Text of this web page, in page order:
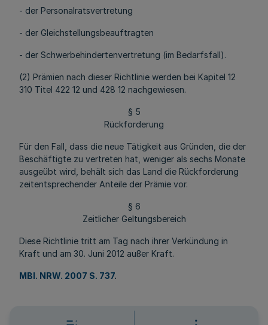
- der Personalratsvertretung
- der Gleichstellungsbeauftragten
- der Schwerbehindertenvertretung (im Bedarfsfall).
(2) Prämien nach dieser Richtlinie werden bei Kapitel 12
310 Titel 422 12 und 428 12 nachgewiesen.
§ 5
Rückforderung
Für den Fall, dass die neue Tätigkeit aus Gründen, die der
Beschäftigte zu vertreten hat, weniger als sechs Monate
ausgeübt wird, behält sich das Land die Rückforderung
zeitentsprechender Anteile der Prämie vor.
§ 6
Zeitlicher Geltungsbereich
Diese Richtlinie tritt am Tag nach ihrer Verkündung in
Kraft und am 30. Juni 2012 außer Kraft.
MBl. NRW. 2007 S. 737.